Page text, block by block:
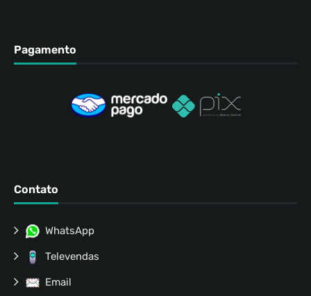
Pagamento
Contato
WhatsApp
Televendas
Email